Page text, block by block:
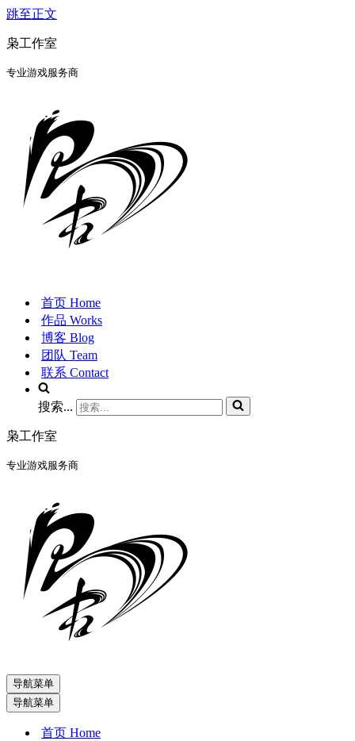
跳至正文
枭工作室
专业游戏服务商
首页 Home
作品 Works
博客 Blog
团队 Team
联系 Contact
搜索...
枭工作室
专业游戏服务商
导航菜单
导航菜单
首页 Home